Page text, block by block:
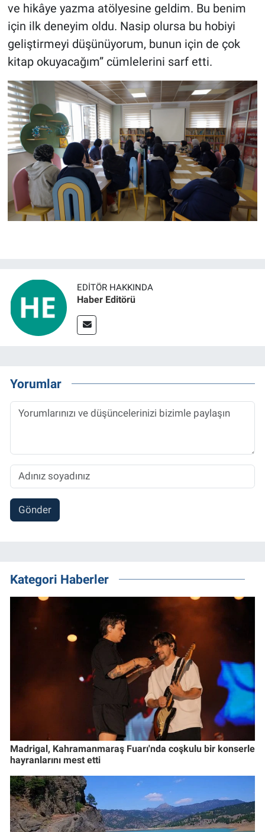
ve hikâye yazma atölyesine geldim. Bu benim
için ilk deneyim oldu. Nasip olursa bu hobiyi
geliştirmeyi düşünüyorum, bunun için de çok
kitap okuyacağım” cümlelerini sarf etti.
EDITÖR HAKKINDA
Haber Editörü
Yorumlar
Gönder
Kategori Haberler
Madrigal, Kahramanmaraş Fuarı'nda coşkulu bir konserle
hayranlarını mest etti